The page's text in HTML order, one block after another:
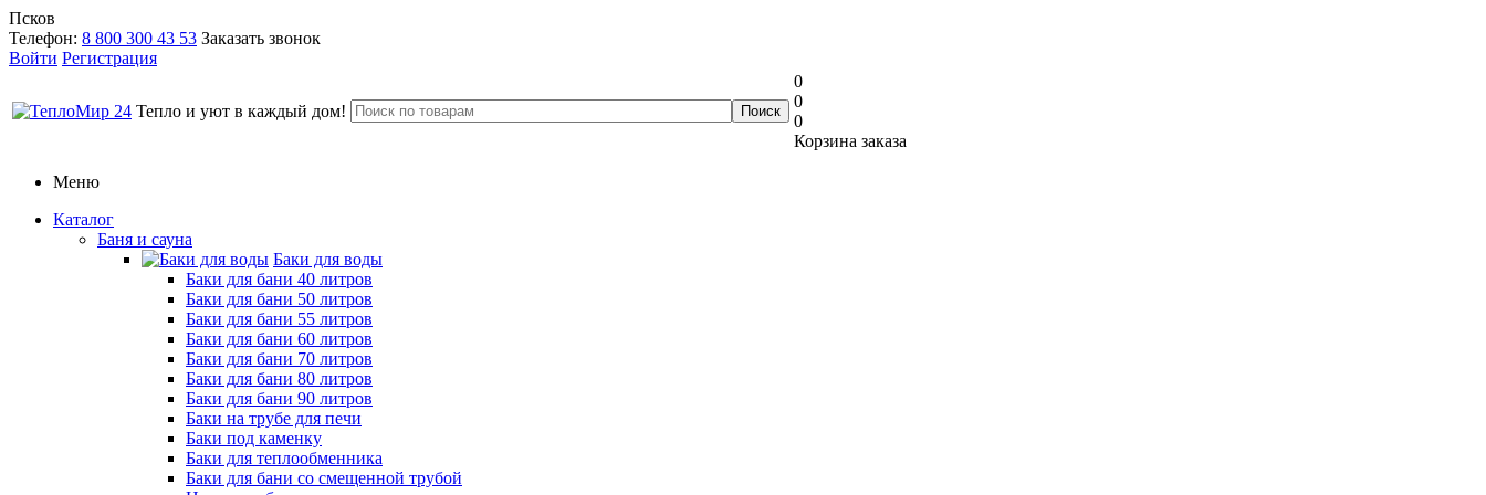
Псков
Телефон: 8 800 300 43 53 Заказать звонок
Войти Регистрация
Тепло и уют в каждый дом!
0
0
0
Корзина заказа
Меню
Каталог
Баня и сауна
Баки для воды
Баки для бани 40 литров
Баки для бани 50 литров
Баки для бани 55 литров
Баки для бани 60 литров
Баки для бани 70 литров
Баки для бани 80 литров
Баки для бани 90 литров
Баки на трубе для печи
Баки под каменку
Баки для теплообменника
Баки для бани со смещенной трубой